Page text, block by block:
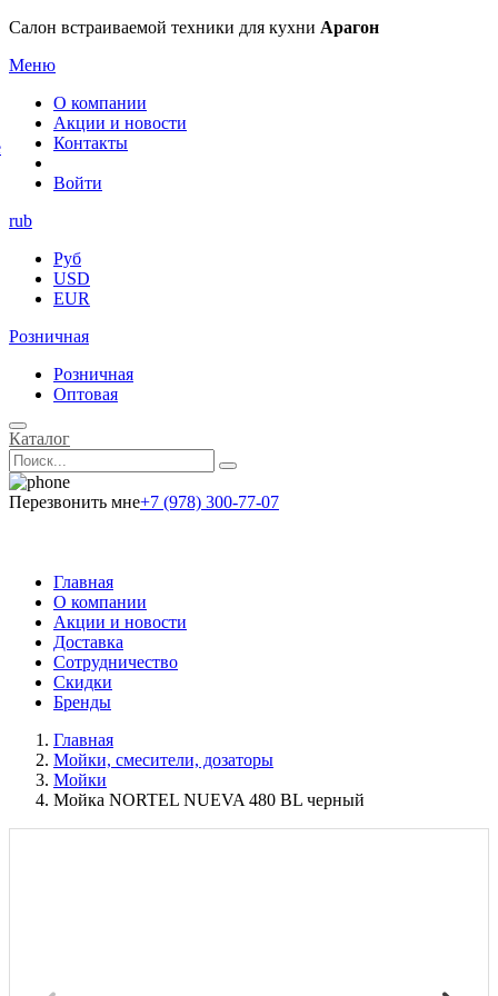
Салон встраиваемой техники для кухни Арагон
Меню
О компании
Акции и новости
Контакты
Войти
rub
Руб
USD
EUR
Розничная
Розничная
Оптовая
Каталог
Перезвонить мне+7 (978) 300-77-07
Главная
О компании
Акции и новости
Доставка
Сотрудничество
Скидки
Бренды
Главная
Мойки, смесители, дозаторы
Мойки
Мойка NORTEL NUEVA 480 BL черный